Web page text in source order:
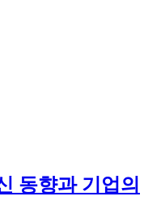
동향과 기업의